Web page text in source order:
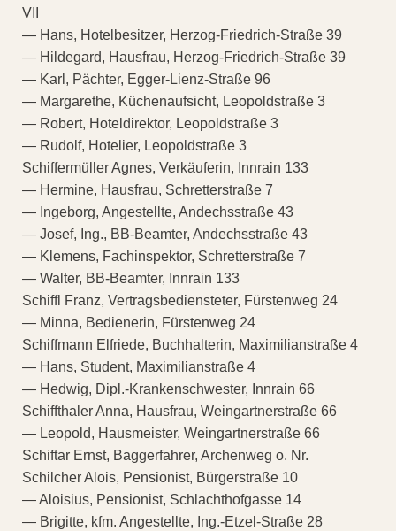
VII
— Hans, Hotelbesitzer, Herzog-Friedrich-Straße 39
— Hildegard, Hausfrau, Herzog-Friedrich-Straße 39
— Karl, Pächter, Egger-Lienz-Straße 96
— Margarethe, Küchenaufsicht, Leopoldstraße 3
— Robert, Hoteldirektor, Leopoldstraße 3
— Rudolf, Hotelier, Leopoldstraße 3
Schiffermüller Agnes, Verkäuferin, Innrain 133
— Hermine, Hausfrau, Schretterstraße 7
— Ingeborg, Angestellte, Andechsstraße 43
— Josef, Ing., BB-Beamter, Andechsstraße 43
— Klemens, Fachinspektor, Schretterstraße 7
— Walter, BB-Beamter, Innrain 133
Schiffl Franz, Vertragsbediensteter, Fürstenweg 24
— Minna, Bedienerin, Fürstenweg 24
Schiffmann Elfriede, Buchhalterin, Maximilianstraße 4
— Hans, Student, Maximilianstraße 4
— Hedwig, Dipl.-Krankenschwester, Innrain 66
Schiffthaler Anna, Hausfrau, Weingartnerstraße 66
— Leopold, Hausmeister, Weingartnerstraße 66
Schiftar Ernst, Baggerfahrer, Archenweg o. Nr.
Schilcher Alois, Pensionist, Bürgerstraße 10
— Aloisius, Pensionist, Schlachthofgasse 14
— Brigitte, kfm. Angestellte, Ing.-Etzel-Straße 28